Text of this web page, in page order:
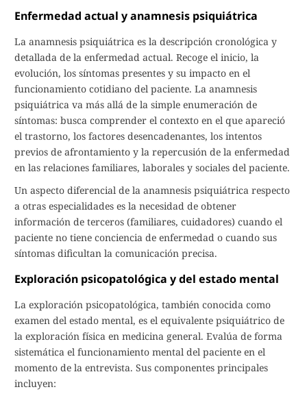
Enfermedad actual y anamnesis psiquiátrica
La anamnesis psiquiátrica es la descripción cronológica y
detallada de la enfermedad actual. Recoge el inicio, la
evolución, los síntomas presentes y su impacto en el
funcionamiento cotidiano del paciente. La anamnesis
psiquiátrica va más allá de la simple enumeración de
síntomas: busca comprender el contexto en el que apareció
el trastorno, los factores desencadenantes, los intentos
previos de afrontamiento y la repercusión de la enfermedad
en las relaciones familiares, laborales y sociales del paciente.
Un aspecto diferencial de la anamnesis psiquiátrica respecto
a otras especialidades es la necesidad de obtener
información de terceros (familiares, cuidadores) cuando el
paciente no tiene conciencia de enfermedad o cuando sus
síntomas dificultan la comunicación precisa.
Exploración psicopatológica y del estado mental
La exploración psicopatológica, también conocida como
examen del estado mental, es el equivalente psiquiátrico de
la exploración física en medicina general. Evalúa de forma
sistemática el funcionamiento mental del paciente en el
momento de la entrevista. Sus componentes principales
incluyen: